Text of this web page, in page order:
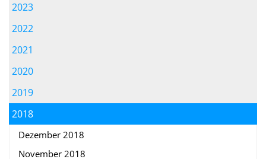
2023
2022
2021
2020
2019
2018
Dezember 2018
November 2018